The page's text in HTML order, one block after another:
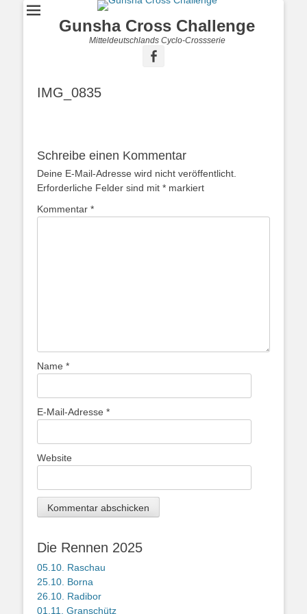
Gunsha Cross Challenge
Mitteldeutschlands Cyclo-Crossserie
IMG_0835
Schreibe einen Kommentar
Deine E-Mail-Adresse wird nicht veröffentlicht.
Erforderliche Felder sind mit * markiert
Kommentar *
Name *
E-Mail-Adresse *
Website
Die Rennen 2025
05.10. Raschau
25.10. Borna
26.10. Radibor
01.11. Granschütz